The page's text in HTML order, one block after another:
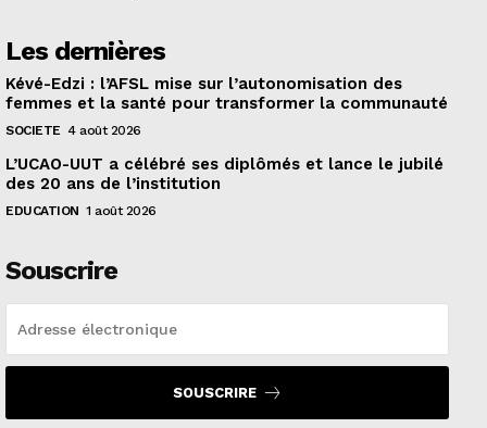
Les dernières
Kévé-Edzi : l’AFSL mise sur l’autonomisation des
femmes et la santé pour transformer la communauté
SOCIETE 4 août 2026
L’UCAO-UUT a célébré ses diplômés et lance le jubilé
des 20 ans de l’institution
EDUCATION 1 août 2026
Souscrire
SOUSCRIRE